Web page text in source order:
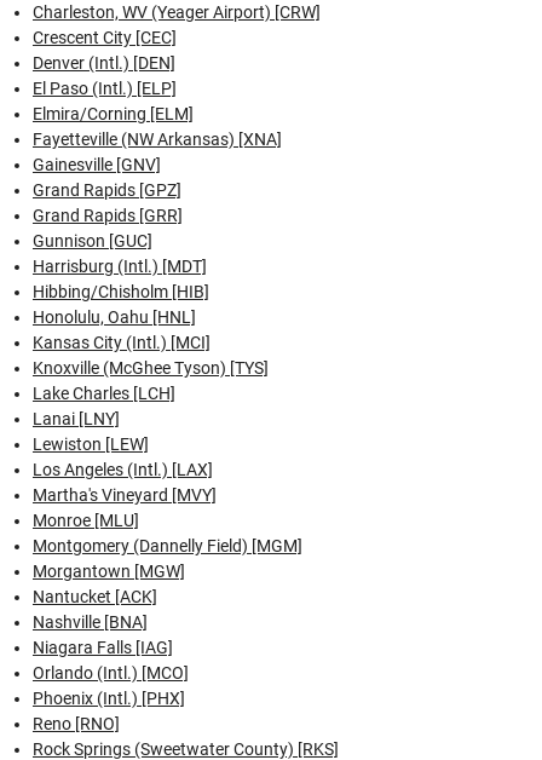
Charleston, WV (Yeager Airport) [CRW]
Crescent City [CEC]
Denver (Intl.) [DEN]
El Paso (Intl.) [ELP]
Elmira/Corning [ELM]
Fayetteville (NW Arkansas) [XNA]
Gainesville [GNV]
Grand Rapids [GPZ]
Grand Rapids [GRR]
Gunnison [GUC]
Harrisburg (Intl.) [MDT]
Hibbing/Chisholm [HIB]
Honolulu, Oahu [HNL]
Kansas City (Intl.) [MCI]
Knoxville (McGhee Tyson) [TYS]
Lake Charles [LCH]
Lanai [LNY]
Lewiston [LEW]
Los Angeles (Intl.) [LAX]
Martha's Vineyard [MVY]
Monroe [MLU]
Montgomery (Dannelly Field) [MGM]
Morgantown [MGW]
Nantucket [ACK]
Nashville [BNA]
Niagara Falls [IAG]
Orlando (Intl.) [MCO]
Phoenix (Intl.) [PHX]
Reno [RNO]
Rock Springs (Sweetwater County) [RKS]